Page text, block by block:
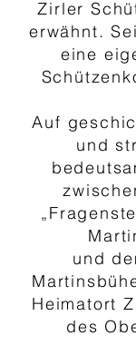
Zirler
erwähnt.
eine
Auf
und
und
Heimatort
des